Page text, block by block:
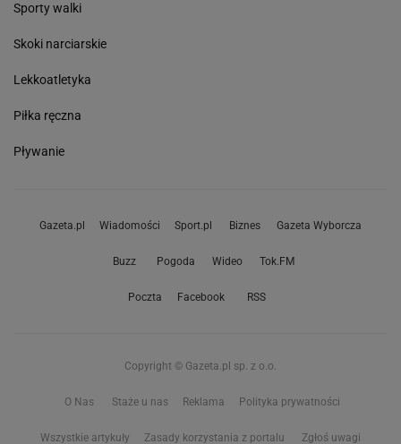
Sporty walki
Skoki narciarskie
Lekkoatletyka
Piłka ręczna
Pływanie
Gazeta.pl Wiadomości Sport.pl Biznes Gazeta Wyborcza
Buzz Pogoda Wideo Tok.FM
Poczta Facebook RSS
Copyright © Gazeta.pl sp. z o.o.
O Nas Staże u nas Reklama Polityka prywatności
Wszystkie artykuły Zasady korzystania z portalu Zgłoś uwagi